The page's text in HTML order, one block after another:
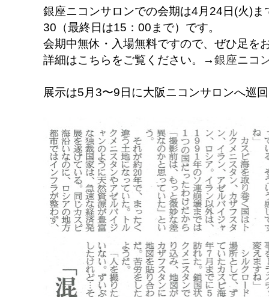
銀座ニコンサロンでの会期は4月24日(火)
30（最終日は15：00まで）です。
会期中無休・入場無料ですので、ぜひ足を
詳細はこちらをご覧ください。→銀座ニコ
展示は5月3〜9日に大阪ニコンサロンへ巡